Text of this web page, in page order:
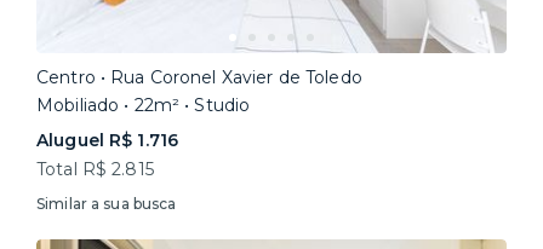
Centro • Rua Coronel Xavier de Toledo
Mobiliado • 22m² • Studio
Aluguel R$ 1.716
Total R$ 2.815
Similar a sua busca